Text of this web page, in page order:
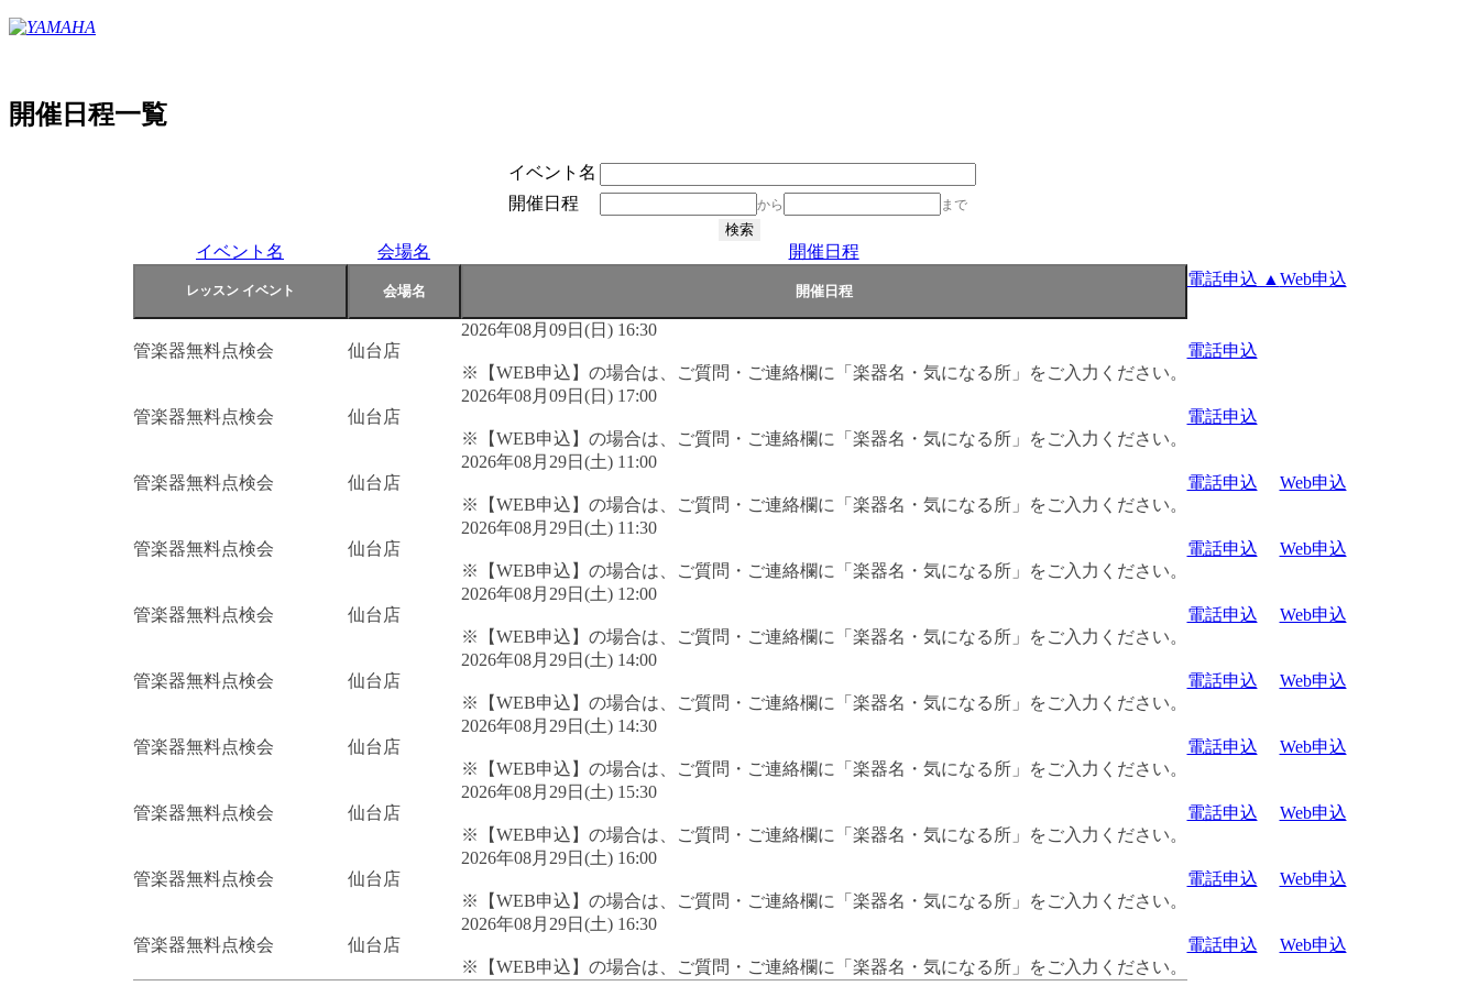
開催日程一覧
イベント名
開催日程
から まで
イベント名 会場名
開催日程
電話申込 ▲ Web申込
管楽器無料点検会 仙台店
2026年08月09日(日) 16:30
※【WEB申込】の場合は、ご質問・ご連絡欄に「楽器名・気になる所」をご入力ください。
電話申込
管楽器無料点検会 仙台店
2026年08月09日(日) 17:00
※【WEB申込】の場合は、ご質問・ご連絡欄に「楽器名・気になる所」をご入力ください。
電話申込
管楽器無料点検会 仙台店
2026年08月29日(土) 11:00
※【WEB申込】の場合は、ご質問・ご連絡欄に「楽器名・気になる所」をご入力ください。
電話申込 Web申込
管楽器無料点検会 仙台店
2026年08月29日(土) 11:30
※【WEB申込】の場合は、ご質問・ご連絡欄に「楽器名・気になる所」をご入力ください。
電話申込 Web申込
管楽器無料点検会 仙台店
2026年08月29日(土) 12:00
※【WEB申込】の場合は、ご質問・ご連絡欄に「楽器名・気になる所」をご入力ください。
電話申込 Web申込
管楽器無料点検会 仙台店
2026年08月29日(土) 14:00
※【WEB申込】の場合は、ご質問・ご連絡欄に「楽器名・気になる所」をご入力ください。
電話申込 Web申込
管楽器無料点検会 仙台店
2026年08月29日(土) 14:30
※【WEB申込】の場合は、ご質問・ご連絡欄に「楽器名・気になる所」をご入力ください。
電話申込 Web申込
管楽器無料点検会 仙台店
2026年08月29日(土) 15:30
※【WEB申込】の場合は、ご質問・ご連絡欄に「楽器名・気になる所」をご入力ください。
電話申込 Web申込
管楽器無料点検会 仙台店
2026年08月29日(土) 16:00
※【WEB申込】の場合は、ご質問・ご連絡欄に「楽器名・気になる所」をご入力ください。
電話申込 Web申込
管楽器無料点検会 仙台店
2026年08月29日(土) 16:30
※【WEB申込】の場合は、ご質問・ご連絡欄に「楽器名・気になる所」をご入力ください。
電話申込 Web申込